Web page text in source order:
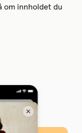
om innholdet du